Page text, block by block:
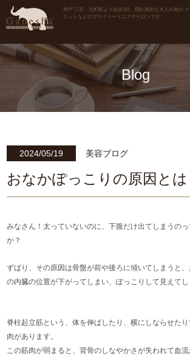
神戸 三宮・元町駅より徒歩3分、隠れ家的な大人の為の
エットなどのプライベートエステサロンです。
Blog
2024/05/19 美容ブログ
おなかぽっこりの原因とは
みなさん！太っていないのに、下腹だけ出てしまうの
か？
ずばり、その原因は骨盤が前や後ろに傾いてしまうと
の内臓の位置が下がってしまい、ぽっこりして見えて
脊柱起立筋という、体を伸ばしたり、横にしならせた
肉があります。
この筋肉が弱まると、背骨のしなやかさが失われて血